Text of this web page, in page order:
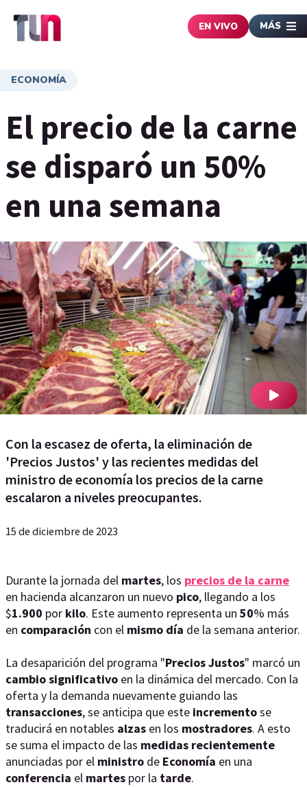
EN VIVO MÁS
ECONOMÍA
El precio de la carne
se disparó un 50%
en una semana
Con la escasez de oferta, la eliminación de
'Precios Justos' y las recientes medidas del
ministro de economía los precios de la carne
escalaron a niveles preocupantes.
15 de diciembre de 2023
Durante la jornada del martes, los precios de la carne
en hacienda alcanzaron un nuevo pico, llegando a los
$1.900 por kilo. Este aumento representa un 50% más
en comparación con el mismo día de la semana anterior.
La desaparición del programa "PreciosJustos" marcó un
cambio significativo en la dinámica del mercado. Con la
oferta y la demanda nuevamente guiando las
transacciones, se anticipa que este incrementose
traducirá en notables alzas en los mostradores. A esto
se suma el impacto de las medidas recientemente
anunciadas por el ministro de Economía en una
conferencia el martes por la tarde.